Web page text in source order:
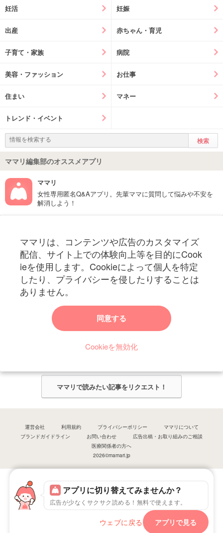
アプリに切り替えてみませんか？
広告が少なくサクサク読める！無料で使えます。
ウェブに戻る アプリで見る
妊活 妊娠
出産 赤ちゃん・育児
子育て・家族 病院
美容・ファッション お仕事
住まい マネー
トレンド・イベント
ママリ編集部のオススメアプリ
ママリ
女性専用匿名Q&Aアプリ。先輩ママに質問して悩みや不安を
解消しよう！
ママリは、コンテンツや広告のカスタマイズ
配信、サイト上での体験向上等を目的にCook
ieを使用します。Cookieによって個人を特定
したり、プライバシーを侵したりすることは
ありません。
同意する
Cookieを無効化
妊娠〜子育て中のお役立ち情報を配信中
ママリからのお知らせ
今ママリで読みたい記事は何ですか？
ママリ編集部がみなさんのご意見をもとに記事を作成させていただきま
ママリで読みたい記事をリクエスト！
運営会社 利用規約 プライバシーポリシー
ママリについて
ブランドガイドライン
お問い合わせ
広告出稿・お取り組みのご相談
医療関係者の方へ
2026©mamari.jp